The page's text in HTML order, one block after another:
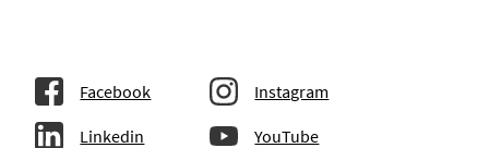
Facebook Instagram
Linkedin YouTube